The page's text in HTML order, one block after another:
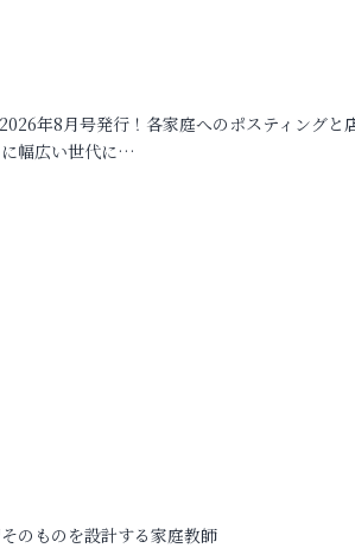
年8月号発行！各家庭へのポスティングと
幅広い世代に…
のものを設計する家庭教師